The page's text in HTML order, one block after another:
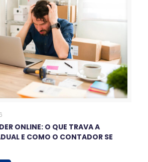
ONLINE: O QUE TRAVA A
E COMO O CONTADOR SE